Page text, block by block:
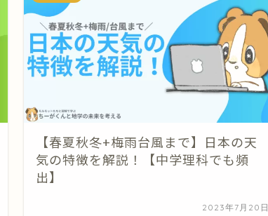
【春夏秋冬+梅雨台風まで】日本の天
気の特徴を解説！【中学理科でも頻
出】
2023年7月20日